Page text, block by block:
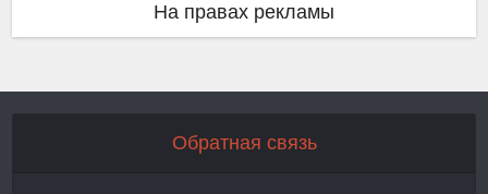
На правах рекламы
Обратная связь